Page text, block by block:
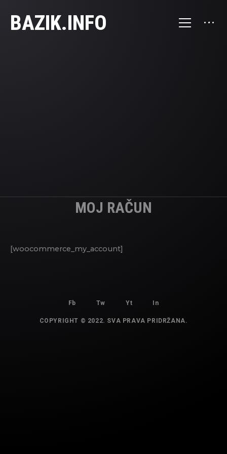
BAZIK.INFO
MOJ RAČUN
[woocommerce_my_account]
Fb Tw Yt In
COPYRIGHT © 2022. SVA PRAVA PRIDRŽANA.